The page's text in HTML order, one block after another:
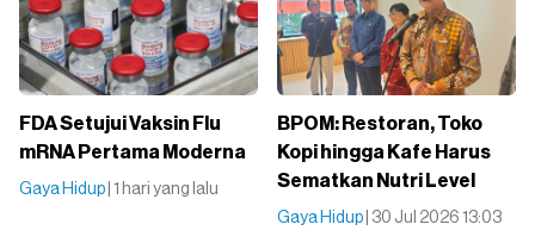
FDA Setujui Vaksin Flu
mRNA Pertama Moderna
Gaya Hidup | 1 hari yang lalu
BPOM: Restoran, Toko
Kopi hingga Kafe Harus
Sematkan Nutri Level
Gaya Hidup | 30 Jul 2026 13:03